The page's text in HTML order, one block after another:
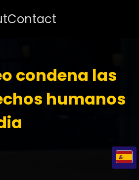
Contact
condena las
humanos